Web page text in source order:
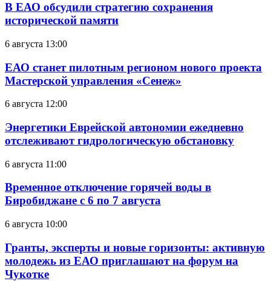
В ЕАО обсудили стратегию сохранения
исторической памяти
6 августа 13:00
ЕАО станет пилотным регионом нового проекта
Мастерской управления «Сенеж»
6 августа 12:00
Энергетики Еврейской автономии ежедневно
отслеживают гидрологическую обстановку
6 августа 11:00
Временное отключение горячей воды в
Биробиджане с 6 по 7 августа
6 августа 10:00
Гранты, эксперты и новые горизонты: активную
молодежь из ЕАО приглашают на форум на
Чукотке